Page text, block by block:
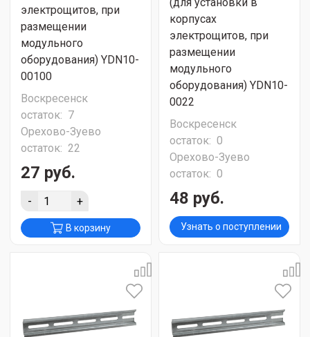
электрощитов, при
размещении
модульного
оборудования) YDN10-
00100
Воскресенск
остаток: 7
Орехово-Зуево
остаток: 22
27 руб.
- +
В корзину
корпусах
электрощитов, при
размещении
модульного
оборудования) YDN10-
0022
Воскресенск
остаток: 0
Орехово-Зуево
остаток: 0
48 руб.
Узнать о поступлении